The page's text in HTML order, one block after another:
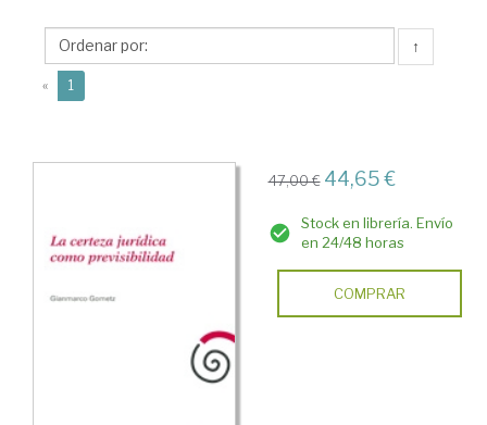
↑
« 1
47,00 € 44,65 €
Stock en librería. Envío
en 24/48 horas
COMPRAR